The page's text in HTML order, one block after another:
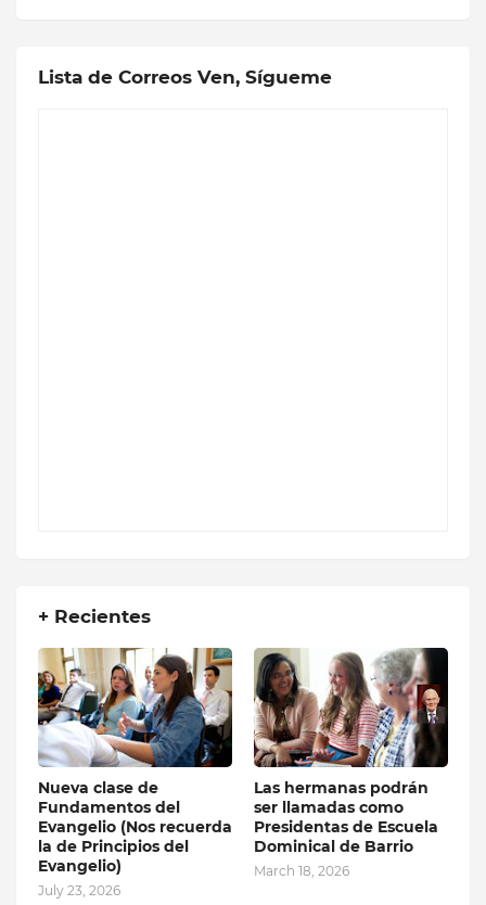
Lista de Correos Ven, Sígueme
+ Recientes
Nueva clase de
Fundamentos del
Evangelio (Nos recuerda
la de Principios del
Evangelio)
July 23, 2026
Las hermanas podrán
ser llamadas como
Presidentas de Escuela
Dominical de Barrio
March 18, 2026